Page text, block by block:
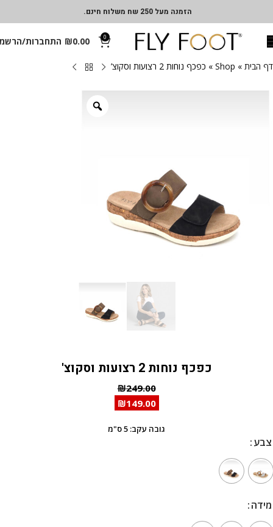
הזמנה מעל 250 שח משלוח חינם.
0
₪0.00 התחברות/
דף הבית »
Shop
» כפכף נוחות 2 רצועות וסקוצ’
כפכף נוחות 2 רצועות וסקוצ'
₪249.00
₪149.00
גובה עקב: 5 ס"מ
צבע
צבע
מידה
מידה